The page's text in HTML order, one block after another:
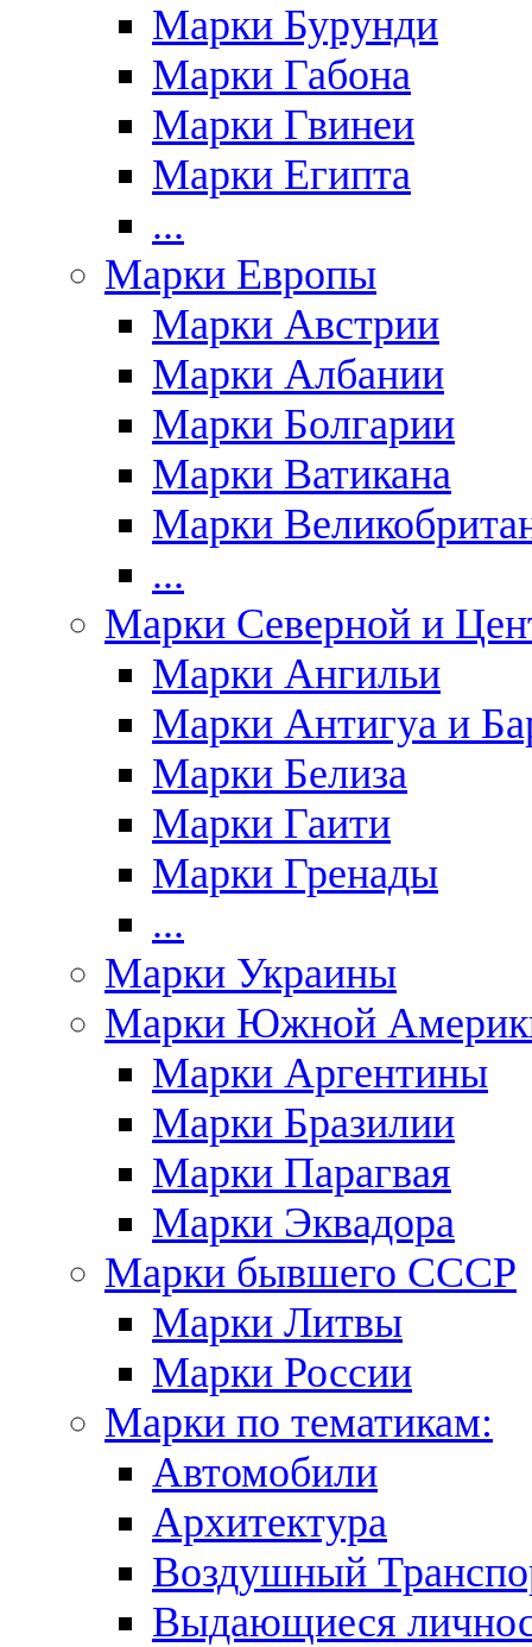
Марки Бурунди
Марки Габона
Марки Гвинеи
Марки Египта
...
Марки Европы
Марки Австрии
Марки Албании
Марки Болгарии
Марки Ватикана
Марки
...
Марки Северной и
Марки Ангильи
Марки Антигуа и
Марки Белиза
Марки Гаити
Марки Гренады
...
Марки Украины
Марки Южной
Марки Аргентины
Марки Бразилии
Марки Парагвая
Марки Эквадора
Марки бывшего СССР
Марки Литвы
Марки России
Марки по тематикам:
Автомобили
Архитектура
Воздушный
Выдающиеся